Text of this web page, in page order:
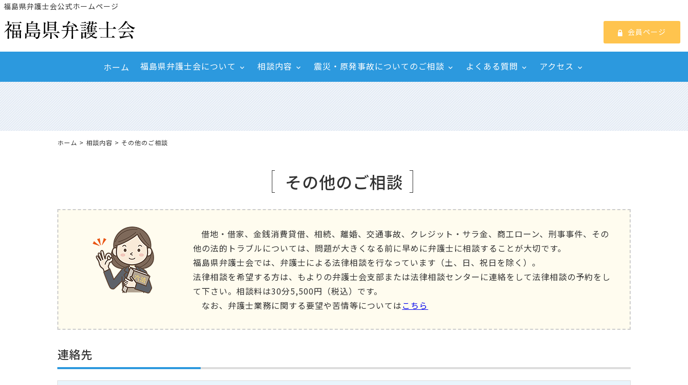
福島県弁護士会公式ホームページ
会員ページ
ホーム 福島県弁護士会について 相談内容 震災・原発事故についてのご相談 よくある質問 アクセス
ホーム > 相談内容 > その他のご相談
その他のご相談
借地・借家、金銭消費貸借、相続、離婚、交通事故、クレジット・サラ金、商工ローン、刑事事件、その
他の法的トラブルについては、問題が大きくなる前に早めに弁護士に相談することが大切です。
福島県弁護士会では、弁護士による法律相談を行なっています（土、日、祝日を除く）。
法律相談を希望する方は、もよりの弁護士会支部または法律相談センターに連絡をして法律相談の予約をし
て下さい。相談料は30分5,500円（税込）です。
なお、弁護士業務に関する要望や苦情等についてはこちら
連絡先